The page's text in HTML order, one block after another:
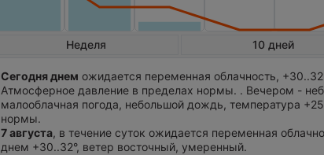
Неделя 10 дней
Сегодня днем ожидается переменная облачность,
Атмосферное давление в пределах нормы. . Вечером -
малооблачная погода, небольшой дождь, температура
нормы.
7 августа, в течение суток ожидается переменная
днем +30..32°, ветер восточный, умеренный.